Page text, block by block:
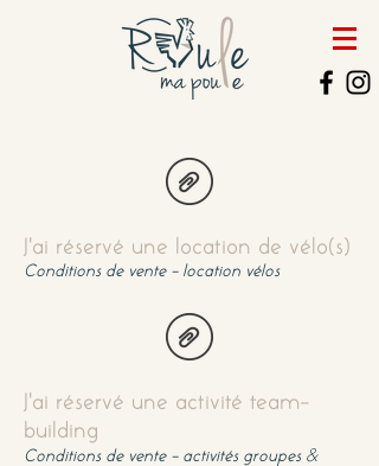
J'ai réservé une location de vélo(s)
Conditions de vente - location vélos
J'ai réservé une activité team-
building
Conditions de vente - activités groupes &